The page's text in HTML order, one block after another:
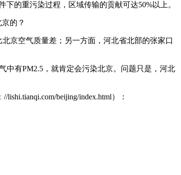
的重污染过程，区域传输的贡献可达50%以上。
的？
京空气质量差；另一方面，河北省北部的张家口
有PM2.5，就肯定会污染北京。问题只是，河北
beijing/index.html）：